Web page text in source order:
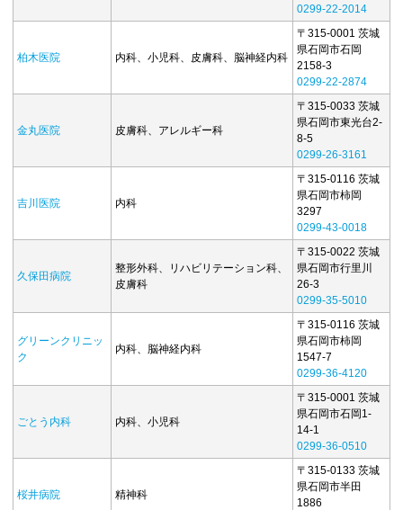
0299-22-2014
柏木医院 内科、小児科、皮膚科、脳神経内科
〒315-0001 茨城
県石岡市石岡
2158-3
0299-22-2874
金丸医院 皮膚科、アレルギー科
〒315-0033 茨城
県石岡市東光台2-
8-5
0299-26-3161
吉川医院 内科
〒315-0116 茨城
県石岡市柿岡
3297
0299-43-0018
久保田病院
整形外科、リハビリテーション科、
皮膚科
〒315-0022 茨城
県石岡市行里川
26-3
0299-35-5010
グリーンクリニッ
ク
内科、脳神経内科
〒315-0116 茨城
県石岡市柿岡
1547-7
0299-36-4120
ごとう内科 内科、小児科
〒315-0001 茨城
県石岡市石岡1-
14-1
0299-36-0510
桜井病院 精神科
〒315-0133 茨城
県石岡市半田
1886